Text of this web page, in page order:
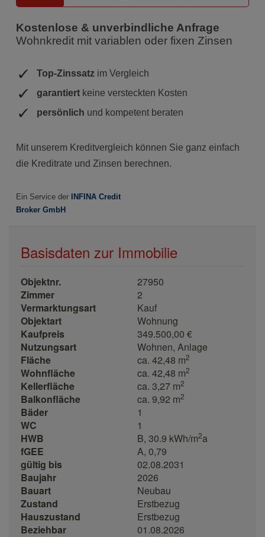
Basisdaten zur Immobilie
Objektnr.
27950
Zimmer
2
Vermarktungsart
Kauf
Objektart
Wohnung
Kaufpreis
349.500,00 €
Nutzungsart
Wohnen Anlage
Fläche
ca. 42,48 m2
Wohnfläche ca. 42,48 m2
Kellerfläche ca. 3,27 m2
Balkonfläche ca. 9,92 m2
Bäder
1
WC
1
HWB
B, 30.9 kWh/m2a
fGEE
A, 0,79
gültig bis
02.08.2031
Baujahr
2026
Bauart
Neubau
Zustand
Erstbezug
Hauszustand
Erstbezug
Beziehbar
01.08.2026